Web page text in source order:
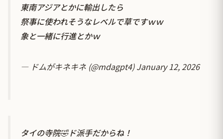
東南アジアとかに輸出したら
祭事に使われそうなレベルで草ですｗｗ
象と一緒に行進とかｗ
— ドムがキネキネ (@mdagpt4)January 12, 2026
タイの寺院🤣ド派手だからね！